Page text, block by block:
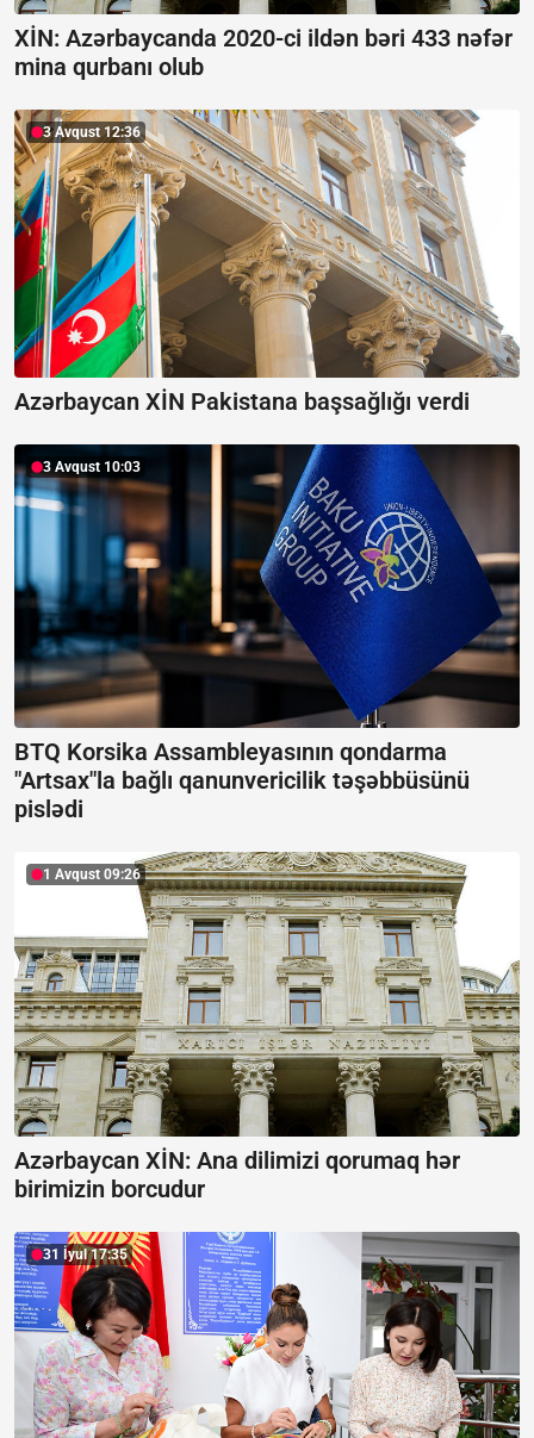
XİN: Azərbaycanda 2020-ci ildən bəri 433 nəfər
mina qurbanı olub
3 Avqust 12:36
Azərbaycan XİN Pakistana başsağlığı verdi
3 Avqust 10:03
BTQ Korsika Assambleyasının qondarma
"Artsax"la bağlı qanunvericilik təşəbbüsünü
pislədi
1 Avqust 09:26
Azərbaycan XİN: Ana dilimizi qorumaq hər
birimizin borcudur
31 İyul 17:35